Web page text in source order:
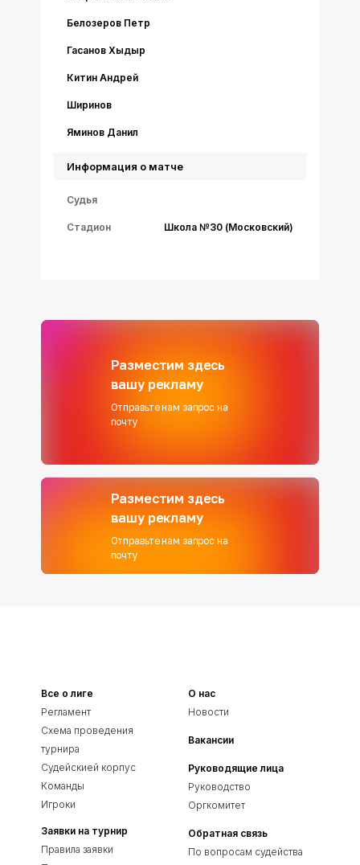
Белозеров Петр
Гасанов Хыдыр
Китин Андрей
Ширинов
Яминов Данил
Информация о матче
Судья
Стадион Школа №30 (Московский)
Разместим здесь
вашу рекламу
Отправьте нам запрос на
почту
Разместим здесь
вашу рекламу
Отправьте нам запрос на
почту
Все о лиге
Регламент
Схема проведения
турнира
Судейскией корпус
Команды
Игроки
Заявки на турнир
Правила заявки
О нас
Новости
Вакансии
Руководящие лица
Руководство
Оргкомитет
Обратная связь
По вопросам судейства